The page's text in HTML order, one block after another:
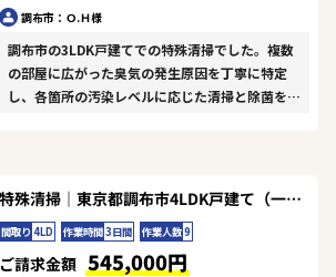
調布市：Ｏ.Ｈ様
調布市の3LDK戸建てでの特殊清掃でした。複数
の部屋に広がった臭気の発生原因を丁寧に特定
し、各箇所の汚染レベルに応じた清掃と除菌を進
りましたが、チーム一丸となって効率的に作業を
進めることができました。ご依頼いただきありが
とうございました。
特殊清掃｜東京都調布市4LDK戸建て（一軒家）Ｎ.Ｓ様の作業事例
間取り 4LD 作業時間3日間 作業人数9
ご請求金額 545,000円